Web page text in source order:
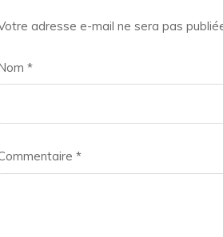
adresse e-mail ne sera pas
*
*